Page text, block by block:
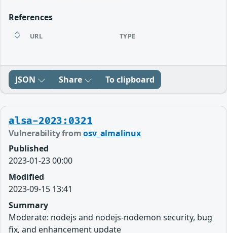
References
URL TYPE
JSON Share To clipboard
alsa-2023:0321
Vulnerability fromosv_almalinux
Published
2023-01-23 00:00
Modified
2023-09-15 13:41
Summary
Moderate: nodejs and nodejs-nodemon security, bug
fix, and enhancement update